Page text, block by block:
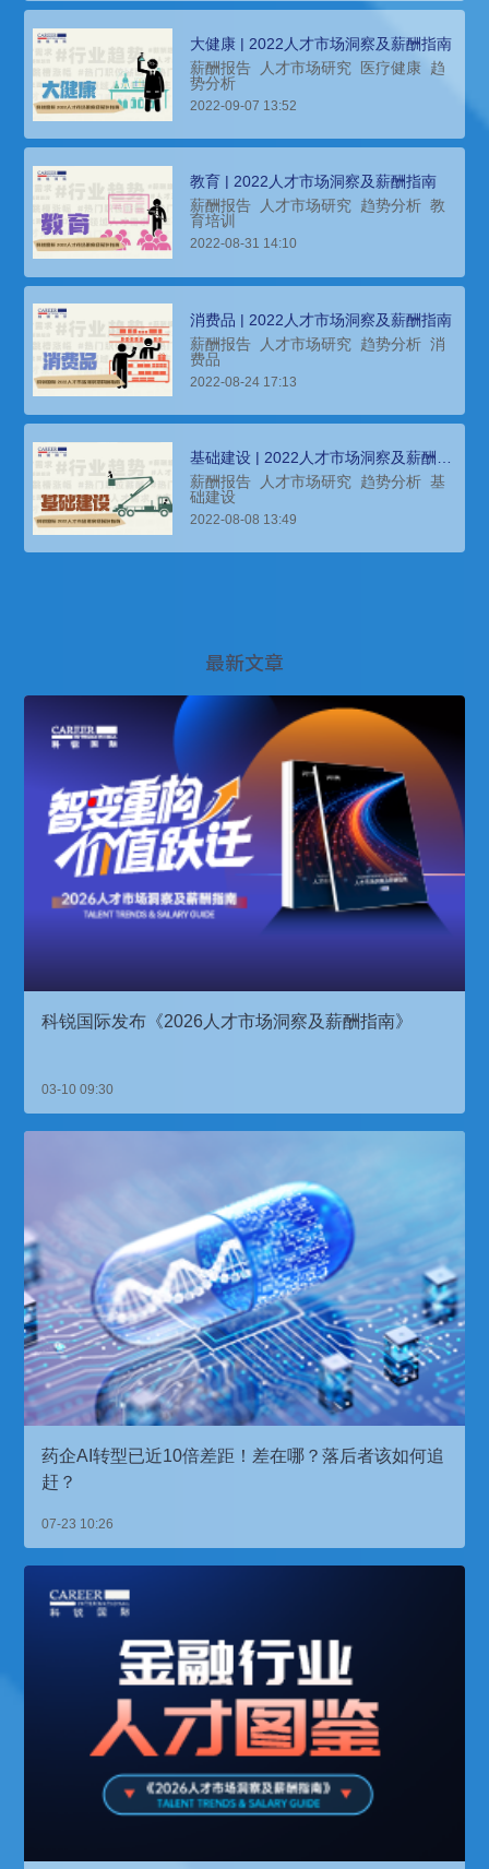
大健康 | 2022人才市场洞察及薪酬指南
薪酬报告
人才市场研究 医疗健康 趋
势分析
2022-09-07 13:52
教育 | 2022人才市场洞察及薪酬指南
薪酬报告
人才市场研究 趋势分析 教
育培训
2022-08-31 14:10
消费品 | 2022人才市场洞察及薪酬指南
薪酬报告
人才市场研究 趋势分析 消
费品
2022-08-24 17:13
基础建设 | 2022人才市场洞察及薪酬指
南
薪酬报告 人才市场研究 趋势分析 基
础建设
2022-08-08 13:49
最新文章
科锐国际发布《2026人才市场洞察及薪酬指南》
03-10 09:30
药企AI转型已近10倍差距！差在哪？落后者该如何追
赶？
07-23 10:26